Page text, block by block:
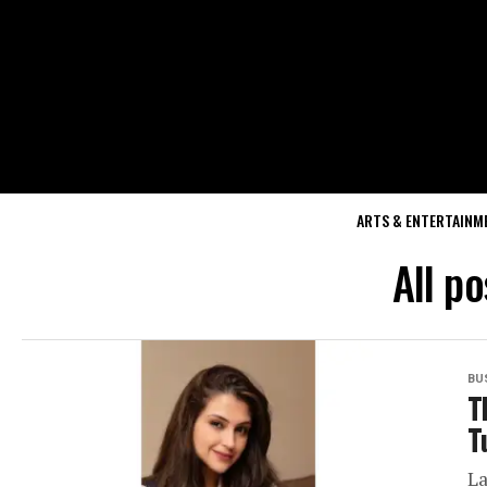
ARTS &
All